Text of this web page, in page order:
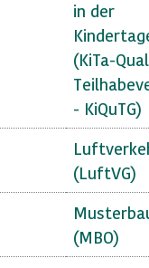
in der
(KiTa-
- KiQuTG)
(LuftVG)
(MBO)